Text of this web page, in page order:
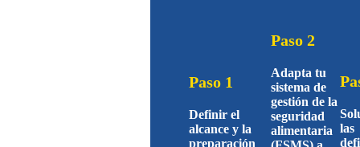
Paso 1
Definir el
alcance y la
preparación
Paso 2
Adapta tu
sistema de
gestión de la
seguridad
alimentaria las